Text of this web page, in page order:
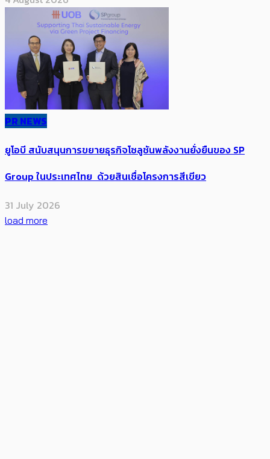
PR NEWS
ยูโอบี สนับสนุนการขยายธุรกิจโซลูชันพลังงานยั่งยืนของ SP
Group ในประเทศไทย ด้วยสินเชื่อโครงการสีเขียว
31 July 2026
load more